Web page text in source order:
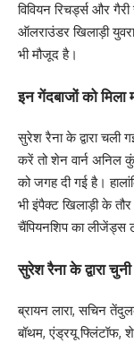
विवियन रिचर्ड्स और गैरी
ऑलराउंडर खिलाड़ी
भी मौजूद है।
इन गेंदबाजों को मिला
सुरेश रैना के द्वारा चली
करें तो शेन वार्न
को जगह दी गई है।
भी इंपैक्ट खिलाड़ी के
चैंपियनशिप का लीजेंड्स
सुरेश रैना के द्वारा
ब्रायन लारा, सचिन
बॉथम, एंड्रयू फ्लिंटॉफ,